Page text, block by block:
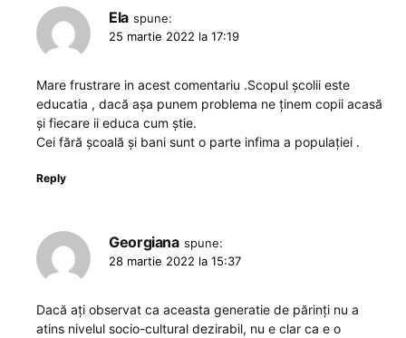
Ela spune:
25 martie 2022 la 17:19
Mare frustrare in acest comentariu .Scopul școlii este
educatia , dacă așa punem problema ne ținem copii acasă
și fiecare ii educa cum știe.
Cei fără școală și bani sunt o parte infima a populației .
Reply
Georgiana spune:
28 martie 2022 la 15:37
Dacă ați observat ca aceasta generatie de părinți nu a
atins nivelul socio-cultural dezirabil, nu e clar ca e o